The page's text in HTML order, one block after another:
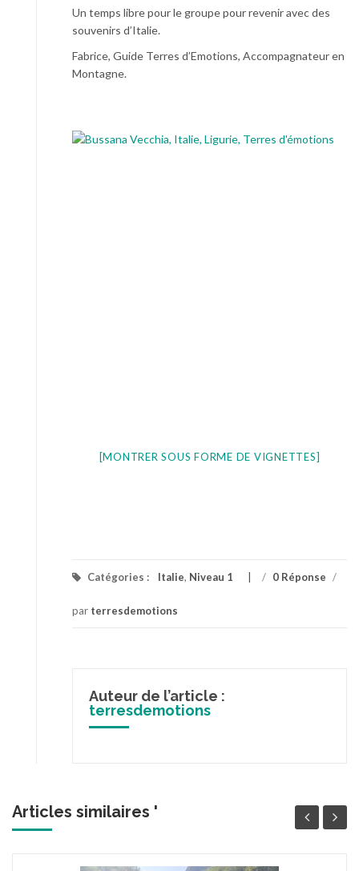
Un temps libre pour le groupe pour revenir avec des
souvenirs d’Italie.
Fabrice, Guide Terres d’Emotions, Accompagnateur en
Montagne.
[MONTRER SOUS FORME DE VIGNETTES]
Catégories : Italie, Niveau 1 / 0 Réponse /
par terresdemotions
Auteur de l’article :
terresdemotions
Articles similaires '